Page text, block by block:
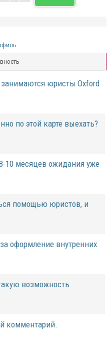
юристы Oxford
по этой карте выехать?
10 месяцев ожидания уже
помощью юристов, и
оформление внутренних
возможность.
комментарий.